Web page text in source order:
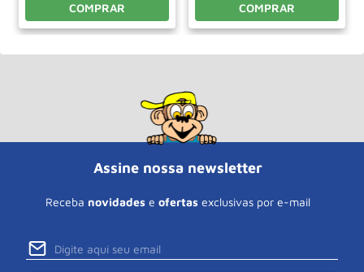
COMPRAR COMPRAR
Assine nossa newsletter
Receba novidades e ofertas exclusivas por e-mail